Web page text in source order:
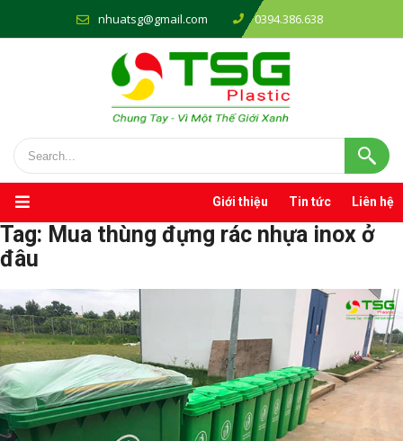
nhuatsg@gmail.com 0394.386.638
Giới thiệu Tin tức Liên hệ
Tag: Mua thùng đựng rác nhựa inox ở
đâu